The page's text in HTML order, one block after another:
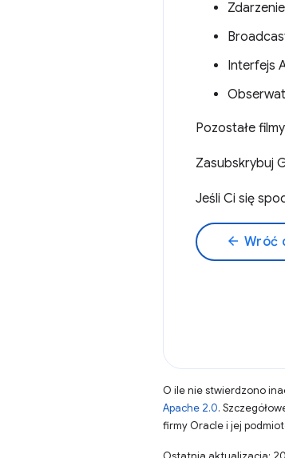
Interfejs
Pozostałe
Zasubskrybuj
Jeśli Ci się
arrow_back Wróć
O ile nie stwierdzono
Apache 2.0.
firmy Oracle i jej